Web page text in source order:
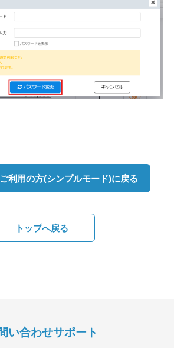
利用の方(シンプルモード)に戻る
トップへ戻る
い合わせサポート